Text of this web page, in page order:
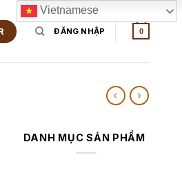
ĐĂNG NHẬP 0
DANH MỤC SẢN PHẨM
Vietnamese